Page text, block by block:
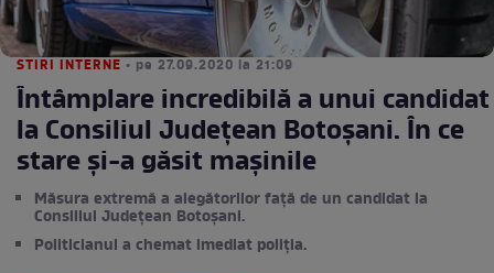
STIRI INTERNE • pe 27.09.2020 la 21:09
Întâmplare incredibilă a unui candidat
la Consiliul Judeţean Botoșani. În ce
stare și-a găsit mașinile
Măsura extremă a alegătorilor față de un candidat la
Consiliul Judeţean Botoșani.
Politicianul a chemat imediat poliția.